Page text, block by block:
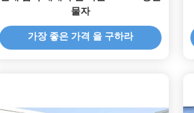
물자
가장 좋은 가격 을 구하라